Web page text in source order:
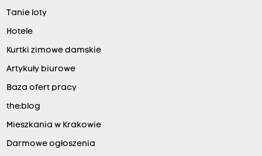
Tanie loty
Hotele
Kurtki zimowe damskie
Artykuły biurowe
Baza ofert pracy
the:blog
Mieszkania w Krakowie
Darmowe ogłoszenia